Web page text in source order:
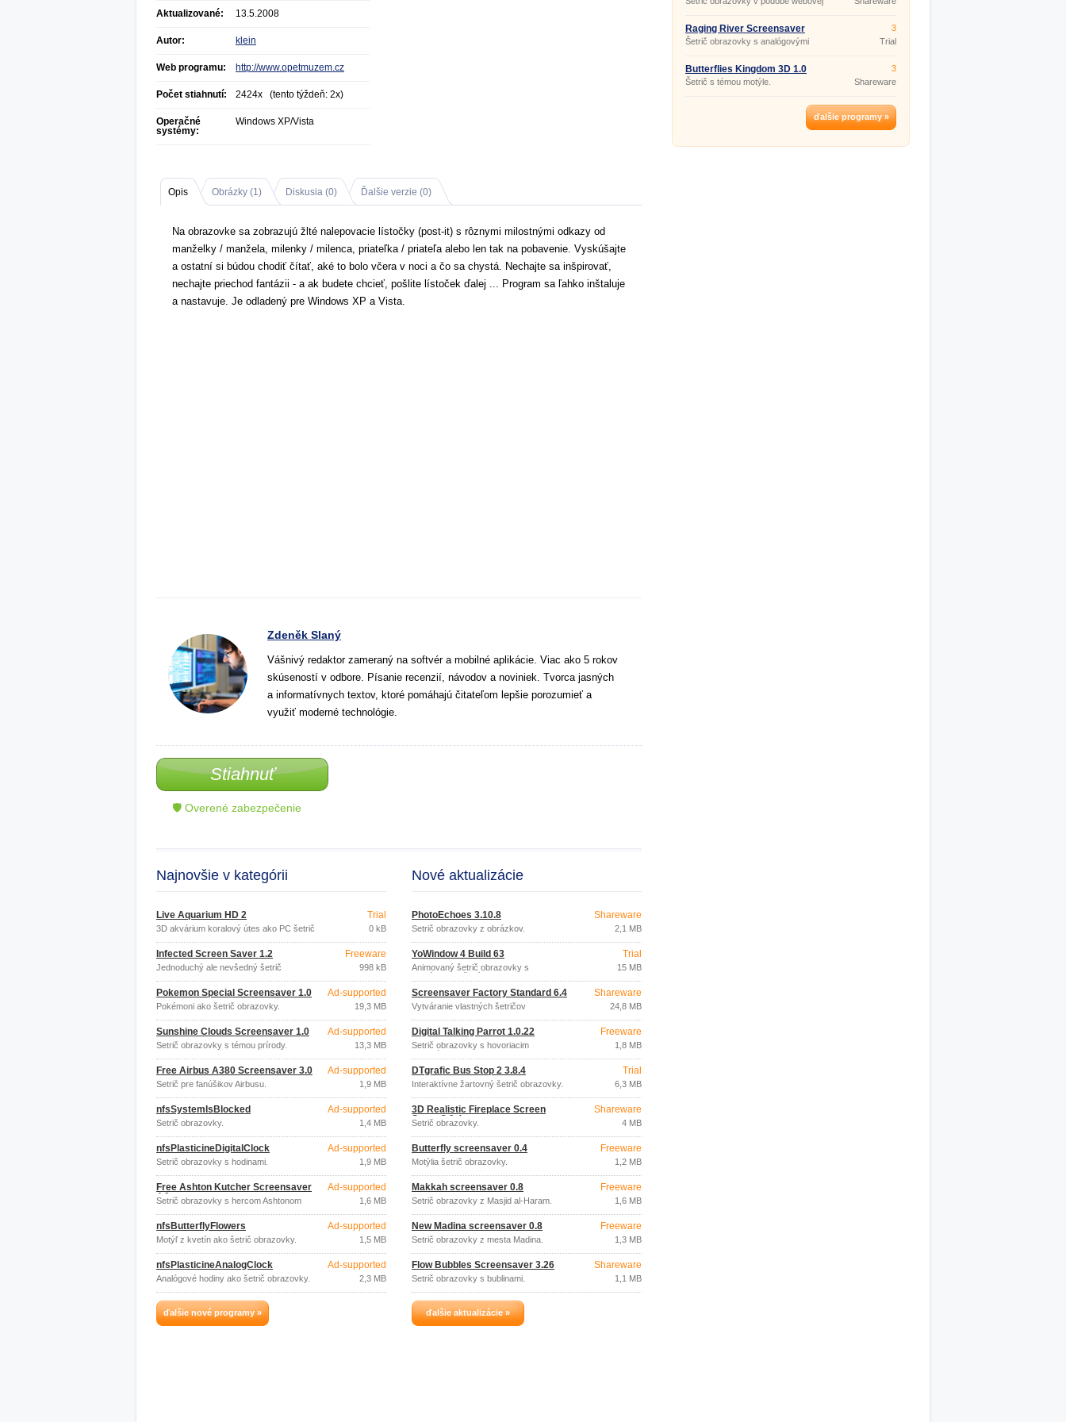
Aktualizované: 13.5.2008
Autor: klein
Web programu: http://www.opetmuzem.cz
Počet stiahnutí: 2424x (tento týždeň: 2x)
Operačné
systémy:
Windows XP/Vista
Opis Obrázky (1) Diskusia (0) Ďalšie verzie (0)
Na obrazovke sa zobrazujú žlté nalepovacie lístočky (post-it) s rôznymi milostnými odkazy od
manželky / manžela, milenky / milenca, priateľka / priateľa alebo len tak na pobavenie. Vyskúšajte
a ostatní si búdou chodiť čítať, aké to bolo včera v noci a čo sa chystá. Nechajte sa inšpirovať,
nechajte priechod fantázii - a ak budete chcieť, pošlite lístoček ďalej ... Program sa ľahko inštaluje
a nastavuje. Je odladený pre Windows XP a Vista.
Zdeněk Slaný
Vášnivý redaktor zameraný na softvér a mobilné aplikácie. Viac ako 5 rokov
skúseností v odbore. Písanie recenzií, návodov a noviniek. Tvorca jasných
a informatívnych textov, ktoré pomáhajú čitateľom lepšie porozumieť a
využiť moderné technológie.
Stiahnuť
🛡 Overené zabezpečenie
Najnovšie v kategórii
Live Aquarium HD 2
3D akvárium koralový útes ako PC šetrič
Trial
0 kB
Infected Screen Saver 1.2
Jednoduchý ale nevšedný šetrič
Freeware
998 kB
Pokemon Special Screensaver 1.0
Pokémoni ako šetrič obrazovky.
Ad-supported
19,3 MB
Sunshine Clouds Screensaver 1.0
Šetrič obrazovky s témou prírody.
Ad-supported
13,3 MB
Free Airbus A380 Screensaver 3.0
Šetrič pre fanúšikov Airbusu.
Ad-supported
1,9 MB
nfsSystemIsBlocked
Šetrič obrazovky.
Ad-supported
1,4 MB
nfsPlasticineDigitalClock
Šetrič obrazovky s hodinami.
Ad-supported
1,9 MB
Free Ashton Kutcher Screensaver
4.0
Šetrič obrazovky s hercom Ashtonom
Ad-supported
1,6 MB
nfsButterflyFlowers
Motýľ z kvetín ako šetrič obrazovky.
Ad-supported
1,5 MB
nfsPlasticineAnalogClock
Analógové hodiny ako šetrič obrazovky.
Ad-supported
2,3 MB
ďalšie nové programy »
Nové aktualizácie
PhotoEchoes 3.10.8
Šetrič obrazovky z obrázkov.
Shareware
2,1 MB
YoWindow 4 Build 63
Animovaný šetrič obrazovky s
aktuálnym počasím.
Trial
15 MB
Screensaver Factory Standard 6.4
Vytváranie vlastných šetričov
Shareware
24,8 MB
Digital Talking Parrot 1.0.22
Šetrič obrazovky s hovoriacim
papagájom.
Freeware
1,8 MB
DTgrafic Bus Stop 2 3.8.4
Interaktívne žartovný šetrič obrazovky.
Trial
6,3 MB
3D Realistic Fireplace Screen
Saver 3.9.4
Šetrič obrazovky.
Shareware
4 MB
Butterfly screensaver 0.4
Motýlia šetrič obrazovky.
Freeware
1,2 MB
Makkah screensaver 0.8
Šetrič obrazovky z Masjid al-Haram.
Freeware
1,6 MB
New Madina screensaver 0.8
Šetrič obrazovky z mesta Madina.
Freeware
1,3 MB
Flow Bubbles Screensaver 3.26
Šetrič obrazovky s bublinami.
Shareware
1,1 MB
ďalšie aktualizácie »
Raging River Screensaver
1.1.0
Šetrič obrazovky s analógovými
3
Trial
Butterflies Kingdom 3D 1.0
Šetrič s témou motýle.
3
Shareware
ďalšie programy »